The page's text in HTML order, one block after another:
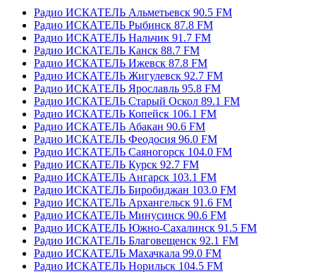
Радио ИСКАТЕЛЬ Альметьевск 90.5 FM
Радио ИСКАТЕЛЬ Рыбинск 87.8 FM
Радио ИСКАТЕЛЬ Нальчик 91.7 FM
Радио ИСКАТЕЛЬ Канск 88.7 FM
Радио ИСКАТЕЛЬ Ижевск 87.8 FM
Радио ИСКАТЕЛЬ Жигулевск 92.7 FM
Радио ИСКАТЕЛЬ Ярославль 95.8 FM
Радио ИСКАТЕЛЬ Старый Оскол 89.1 FM
Радио ИСКАТЕЛЬ Копейск 106.1 FM
Радио ИСКАТЕЛЬ Абакан 90.6 FM
Радио ИСКАТЕЛЬ Феодосия 96.0 FM
Радио ИСКАТЕЛЬ Саяногорск 104.0 FM
Радио ИСКАТЕЛЬ Курск 92.7 FM
Радио ИСКАТЕЛЬ Ангарск 103.1 FM
Радио ИСКАТЕЛЬ Биробиджан 103.0 FM
Радио ИСКАТЕЛЬ Архангельск 91.6 FM
Радио ИСКАТЕЛЬ Минусинск 90.6 FM
Радио ИСКАТЕЛЬ Южно-Сахалинск 91.5 FM
Радио ИСКАТЕЛЬ Благовещенск 92.1 FM
Радио ИСКАТЕЛЬ Махачкала 99.0 FM
Радио ИСКАТЕЛЬ Норильск 104.5 FM